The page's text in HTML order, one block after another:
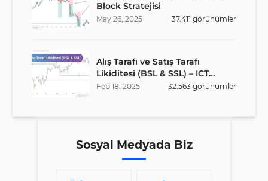
Block Stratejisi
May 26, 2025 37.411 görünümler
Alış Tarafı ve Satış Tarafı
Likiditesi (BSL & SSL) – ICT
Stratejisi
Feb 18, 2025 32.563 görünümler
Sosyal Medyada Biz